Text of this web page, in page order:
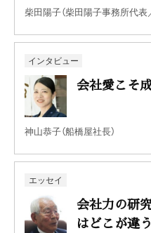
柴田陽子（柴田陽子事務所代
インタビュー
会社愛こそ
神山恭子（船橋屋社長）
エッセイ
会社力の研
はどこが違